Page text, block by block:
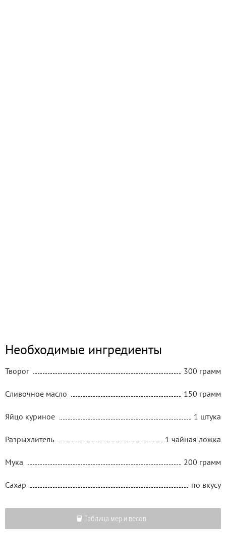
Необходимые ингредиенты
Творог 300 грамм
Сливочное масло 150 грамм
Яйцо куриное 1 штука
Разрыхлитель 1 чайная ложка
Мука 200 грамм
Сахар по вкусу
Таблица мер и весов